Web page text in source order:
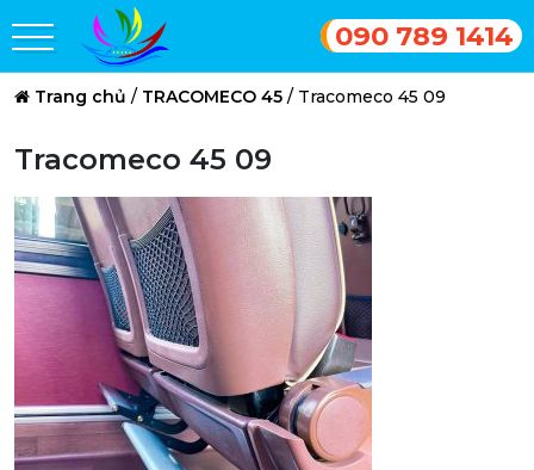
090 789 1414
Trang chủ / TRACOMECO 45 / Tracomeco 45 09
Tracomeco 45 09